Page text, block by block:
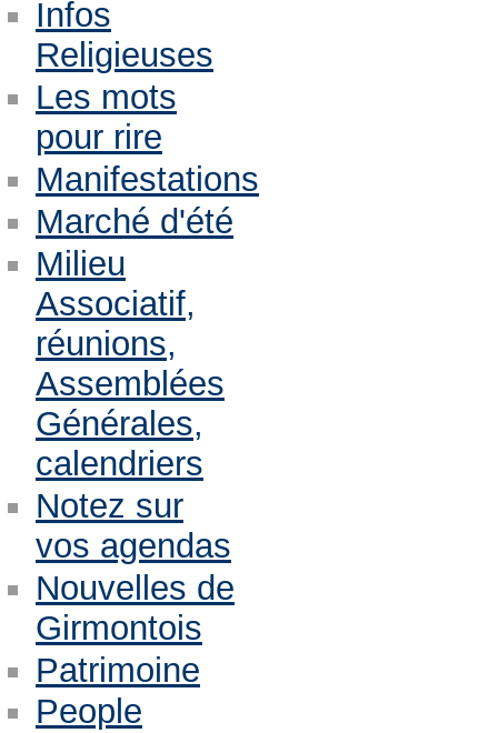
Infos
Religieuses
Les mots
pour rire
Manifestations
Marché d'été
Milieu
Associatif,
réunions,
Assemblées
Générales,
calendriers
Notez sur
vos agendas
Nouvelles de
Girmontois
Patrimoine
People